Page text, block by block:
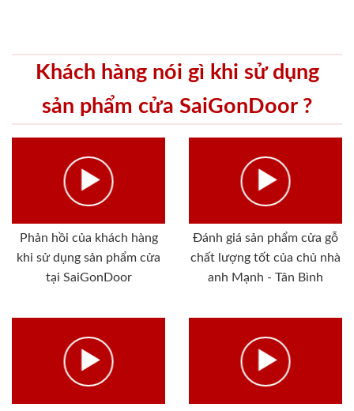
Khách hàng nói gì khi sử dụng
sản phẩm cửa SaiGonDoor ?
Phản hồi của khách hàng
khi sử dụng sản phẩm cửa
tại SaiGonDoor
Đánh giá sản phẩm cửa gỗ
chất lượng tốt của chủ nhà
anh Mạnh - Tân Bình